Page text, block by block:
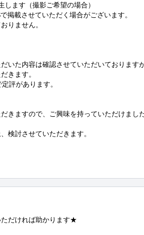
ます（撮影ご希望の場合）
掲載させていただく場合がございます。
りません。
いた内容は確認させていただいております
きます。
評があります。
きますので、ご興味を持っていただけまし
検討させていただきます。
だければ助かります★